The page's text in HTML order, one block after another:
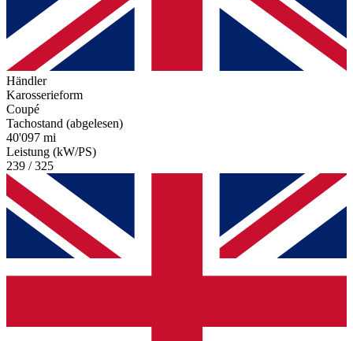
Händler
Karosserieform
Coupé
Tachostand (abgelesen)
40'097 mi
Leistung (kW/PS)
239 / 325